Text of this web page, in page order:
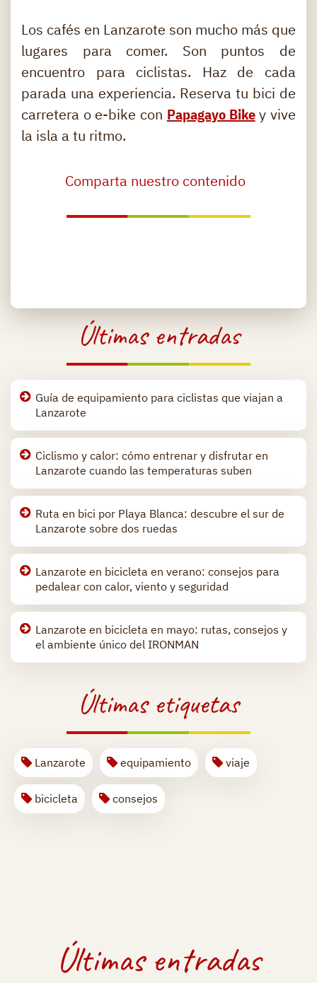
Los cafés en Lanzarote son mucho más que
lugares para comer. Son puntos de
encuentro para ciclistas. Haz de cada
parada una experiencia. Reserva tu bici de
carretera o e-bike con Papagayo Bikey vive
la isla a tu ritmo.
​Comparta nuestro contenido
Últimas entradas
Guía de equipamiento para ciclistas que viajan a
Lanzarote
Ciclismo y calor: cómo entrenar y disfrutar en
Lanzarote cuando las temperaturas suben
Ruta en bici por Playa Blanca: descubre el sur de
Lanzarote sobre dos ruedas
Lanzarote en bicicleta en verano: consejos para
pedalear con calor, viento y seguridad
Lanzarote en bicicleta en mayo: rutas, consejos y
el ambiente único del IRONMAN
Últimas etiquetas
Lanzarote equipamiento viaje
bicicleta consejos
Últimas entradas